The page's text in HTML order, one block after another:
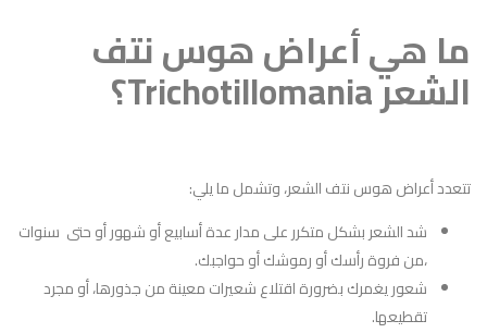
ما هي أعراض هوس نتف
الشعر Trichotillomania؟
تتعدد أعراض هوس نتف الشعر، وتشمل ما يلي:
شد الشعر بشكل متكرر على مدار عدة أسابيع أو شهور أو حتى سنوات
،من فروة رأسك أو رموشك أو حواجبك.
شعور يغمرك بضرورة اقتلاع شعيرات معينة من جذورها، أو مجرد
تقطيعها.